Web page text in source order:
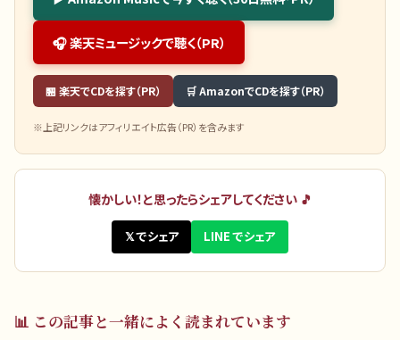
🎧 楽天ミュージックで聴く（PR）
🏪 楽天でCDを探す（PR） 🛒 AmazonでCDを探す（PR）
※上記リンクはアフィリエイト広告（PR）を含みます
懐かしい！と思ったらシェアしてください 🎵
𝕏 でシェア LINE でシェア
📊 この記事と一緒によく読まれています